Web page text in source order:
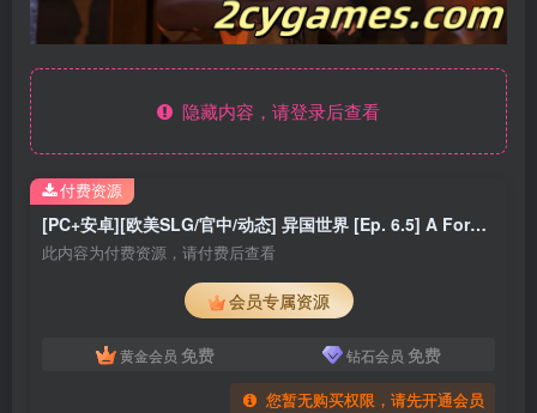
隐藏内容，请登录后查看
[PC+安卓][欧美SLG/官中/动态] 异国世界 [Ep. 6.5] A Foreign World [2.26G]
此内容为付费资源，请付费后查看
会员专属资源
黄金会员 免费 钻石会员 免费
您暂无购买权限，请先开通会员
付费资源